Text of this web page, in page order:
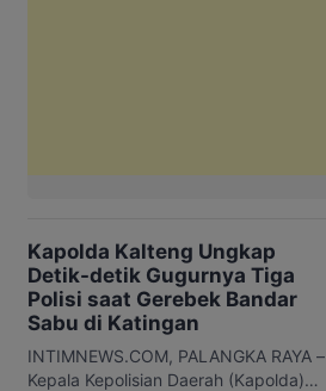
Kapolda Kalteng Ungkap
Detik-detik Gugurnya Tiga
Polisi saat Gerebek Bandar
Sabu di Katingan
INTIMNEWS.COM, PALANGKA RAYA –
Kepala Kepolisian Daerah (Kapolda)